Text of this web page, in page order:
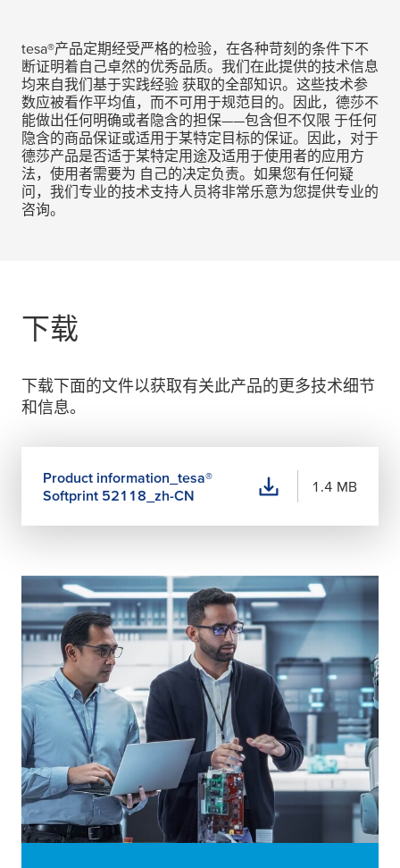
tesa®产品定期经受严格的检验，在各种苛刻的条件下不
断证明着自己卓然的优秀品质。我们在此提供的技术信息
均来自我们基于实践经验 获取的全部知识。这些技术参
数应被看作平均值，而不可用于规范目的。因此，德莎不
能做出任何明确或者隐含的担保——包含但不仅限 于任何
隐含的商品保证或适用于某特定目标的保证。因此，对于
德莎产品是否适于某特定用途及适用于使用者的应用方
法，使用者需要为 自己的决定负责。如果您有任何疑
问，我们专业的技术支持人员将非常乐意为您提供专业的
咨询。
下载
下载下面的文件以获取有关此产品的更多技术细节
和信息。
Product information_ tesa®
Softprint 52118_zh-CN
1.4 MB